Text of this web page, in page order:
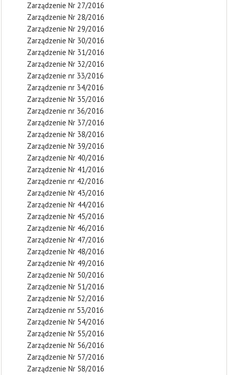
Zarządzenie Nr 27/2016
Zarządzenie Nr 28/2016
Zarządzenie Nr 29/2016
Zarządzenie Nr 30/2016
Zarządzenie Nr 31/2016
Zarządzenie Nr 32/2016
Zarządzenie nr 33/2016
Zarządzenie nr 34/2016
Zarządzenie Nr 35/2016
Zarządzenie nr 36/2016
Zarządzenie Nr 37/2016
Zarządzenie Nr 38/2016
Zarządzenie Nr 39/2016
Zarządzenie Nr 40/2016
Zarządzenie Nr 41/2016
Zarządzenie nr 42/2016
Zarządzenie Nr 43/2016
Zarządzenie Nr 44/2016
Zarządzenie Nr 45/2016
Zarządzenie Nr 46/2016
Zarządzenie Nr 47/2016
Zarządzenie Nr 48/2016
Zarządzenie Nr 49/2016
Zarządzenie Nr 50/2016
Zarządzenie Nr 51/2016
Zarządzenie Nr 52/2016
Zarządzenie nr 53/2016
Zarządzenie Nr 54/2016
Zarządzenie Nr 55/2016
Zarządzenie Nr 56/2016
Zarządzenie Nr 57/2016
Zarządzenie Nr 58/2016